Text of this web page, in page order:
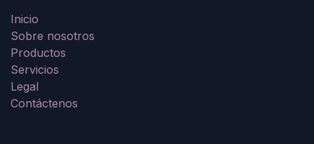
Inicio
Sobre nosotros
Productos
Servicios
Legal
Contáctenos